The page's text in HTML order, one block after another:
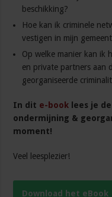
beschikking?
Hoe kan ik criminele
vestigen in mijn
Op welke manier kan ik
en private partners aan
georganiseerde
In dit e-book lees je
ondermijning &
moment!
Veel leesplezier!
Download het eBook